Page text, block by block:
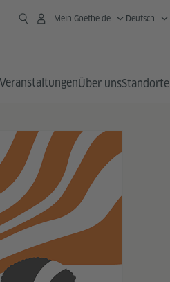
Mein Goethe.de Deutsch
VeranstaltungenÜber unsStandorte